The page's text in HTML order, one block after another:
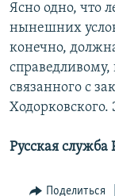
Ясно одно, что
нынешних
конечно,
связанного с
Русская
Поделиться